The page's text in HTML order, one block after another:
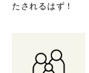
たされるはず！